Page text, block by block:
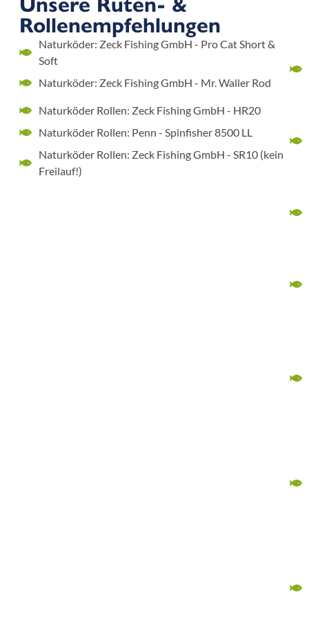
Rollenempfehlungen
Naturköder: Zeck Fishing GmbH - Pro Cat Short &
Soft
Naturköder: Zeck Fishing GmbH - Mr. Waller Rod
Naturköder Rollen: Zeck Fishing GmbH - HR20
Naturköder Rollen: Penn - Spinfisher 8500 LL
Naturköder Rollen: Zeck Fishing GmbH - SR10 (kein
Freilauf!)